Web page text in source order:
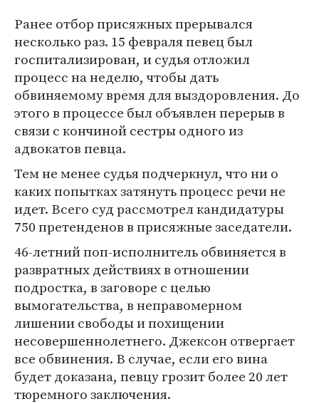
Ранее отбор присяжных прерывался
несколько раз. 15 февраля певец был
госпитализирован, и судья отложил
процесс на неделю, чтобы дать
обвиняемому время для выздоровления. До
этого в процессе был объявлен перерыв в
связи с кончиной сестры одного из
адвокатов певца.
Тем не менее судья подчеркнул, что ни о
каких попытках затянуть процесс речи не
идет. Всего суд рассмотрел кандидатуры
750 претенденов в присяжные заседатели.
46-летний поп-исполнитель обвиняется в
развратных действиях в отношении
подростка, в заговоре с целью
вымогательства, в неправомерном
лишении свободы и похищении
несовершеннолетнего. Джексон отвергает
все обвинения. В случае, если его вина
будет доказана, певцу грозит более 20 лет
тюремного заключения.